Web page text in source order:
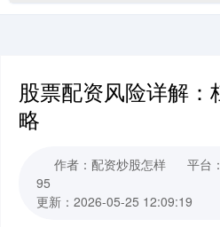
股票配资风险详解：
略
作者：配资炒股怎样 平台
95
更新：2026-05-25 12:09:19